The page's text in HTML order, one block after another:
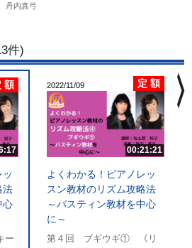
丹内真弓
件)
額
法
心
ー
2022/11/09 定 額
00:21:21
よくわかる！ピアノレッ
スン教材のリズム攻略法
～バスティン教材を中心
に～
第４回 ブギウギ① 《リ
chevron_right